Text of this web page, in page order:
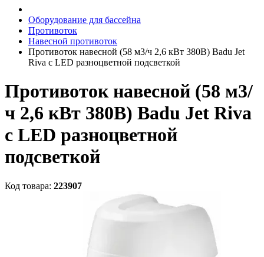
Оборудование для бассейна
Противоток
Навесной противоток
Противоток навесной (58 м3/ч 2,6 кВт 380B) Badu Jet
Riva с LED разноцветной подсветкой
Противоток навесной (58 м3/
ч 2,6 кВт 380B) Badu Jet Riva
с LED разноцветной
подсветкой
Код товара: 223907